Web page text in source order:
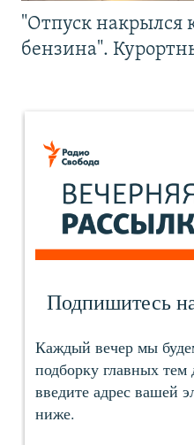
"Отпуск накрылся
бензина".